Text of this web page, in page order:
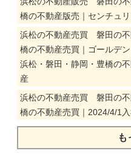
橋の不動産版売｜センチュ
浜松の不動産売買 磐田の
橋の不動産売買｜ゴールデ
浜松・磐田・静岡・豊橋の
産
浜松の不動産売買 磐田の
橋の不動産売買｜2024/4/1
も